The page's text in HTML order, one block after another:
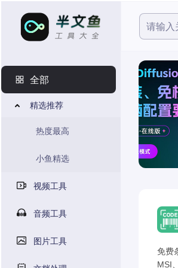
全部
精选推荐
热度最高
小鱼精选
视频工具
音频工具
图片工具
免费
MSI